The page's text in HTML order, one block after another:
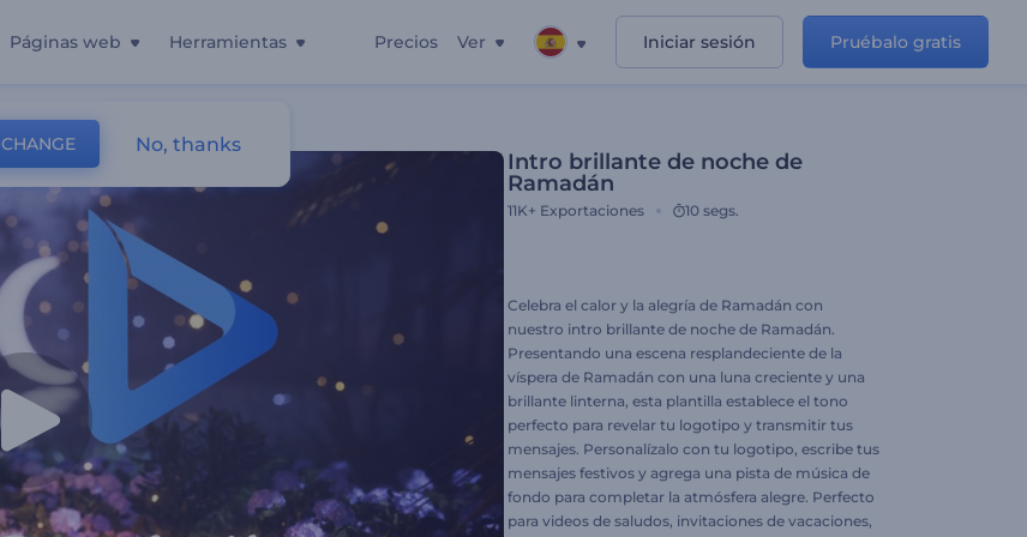
Páginas web Herramientas Precios Ver Iniciar sesión Pruébalo gratis
Intro brillante de noche de
Ramadán
11K+ Exportaciones 10 segs.
Celebra el calor y la alegría de Ramadán con
nuestro intro brillante de noche de Ramadán.
Presentando una escena resplandeciente de la
víspera de Ramadán con una luna creciente y una
brillante linterna, esta plantilla establece el tono
perfecto para revelar tu logotipo y transmitir tus
mensajes. Personalízalo con tu logotipo, escribe tus
mensajes festivos y agrega una pista de música de
fondo para completar la atmósfera alegre. Perfecto
para videos de saludos, invitaciones de vacaciones,
CHANGE No, thanks